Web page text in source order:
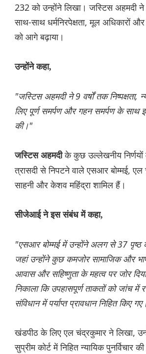
232 को उन्होंने लिखा। जस्टिस अहमदी
साथ-साथ धर्मनिरपेक्षता, मूल अधिकारों
को आगे बढ़ाया।
उन्होंने कहा,
"जस्टिस अहमदी ने 9 वर्षों तक निष्पक्षता,
लिए पूर्ण समर्पण और गहन समर्पण के साथ
की।"
जस्टिस अहमदीके कुछ उल्लेखनीय निर्णयों
त्रासदी से निपटने वाले एसआर बोम्मई, एल
साहनी और केशव महिंद्रा शामिल हैं।
सीजेआई ने इस संबंध में कहा,
"एसआर बोम्मई में उन्होंने अलग से 37 पृष्ठ
जहां उन्होंने कुछ कमजोर सामाजिक और
आवास और सहिष्णुता के महत्व पर जोर
निकाला कि उपहासपूर्ण ताकतों को जांच
संविधान में पर्याप्त प्रावधान निहित किए
खंडपीठ के लिए एल चंद्रकुमार ने लिखा,
सुप्रीम कोर्ट में निहित न्यायिक पुनर्विचार